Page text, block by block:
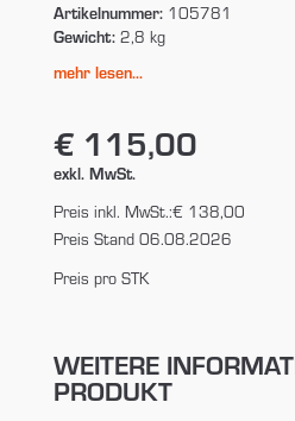
Artikelnummer:105781
Gewicht:2,8 kg
mehr lesen...
€ 115,00
exkl. MwSt.
Preis inkl. MwSt.:€ 138,00
Preis Stand 06.08.2026
Preis pro STK
WEITERE
PRODUKT